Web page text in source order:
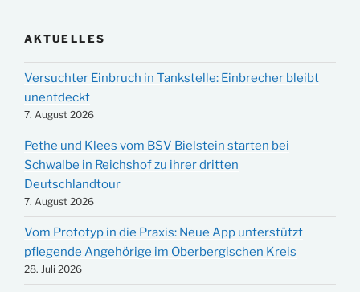
AKTUELLES
Versuchter Einbruch in Tankstelle: Einbrecher bleibt
unentdeckt
7. August 2026
Pethe und Klees vom BSV Bielstein starten bei
Schwalbe in Reichshof zu ihrer dritten
Deutschlandtour
7. August 2026
Vom Prototyp in die Praxis: Neue App unterstützt
pflegende Angehörige im Oberbergischen Kreis
28. Juli 2026